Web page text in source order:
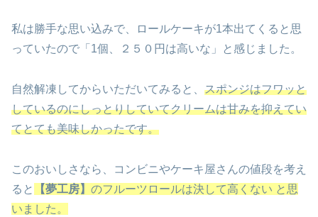
私は勝手な思い込みで、ロールケーキが1本出てくると思
っていたので「1個、２５０円は高いな」と感じました。
自然解凍してからいただいてみると、 スポンジはフワッと
しているのにしっとりしていてクリームは甘みを抑えてい
てとても美味しかったです。
このおいしさなら、コンビニやケーキ屋さんの値段を考え
ると
【夢工房】 のフルーツロールは決して高くない と思
いました。